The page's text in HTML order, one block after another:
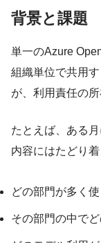
背景と課題
単一のAzure
組織単位で共用
が、利用責任の
たとえば、ある
内容にはたどり
どの部門が多く
その部門の中で